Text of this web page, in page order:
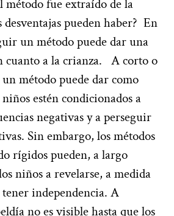
método fue extraído de la
desventajas puedenhaber? En
un método puede dar una
cuanto a la crianza. A corto o
un método puededar como
estén condicionados a
negativasy a perseguir
. Sin embargo, los métodos
rígidos pueden, a largo
niños a revelarse, a medida
independencia. A
no es visible hasta que los